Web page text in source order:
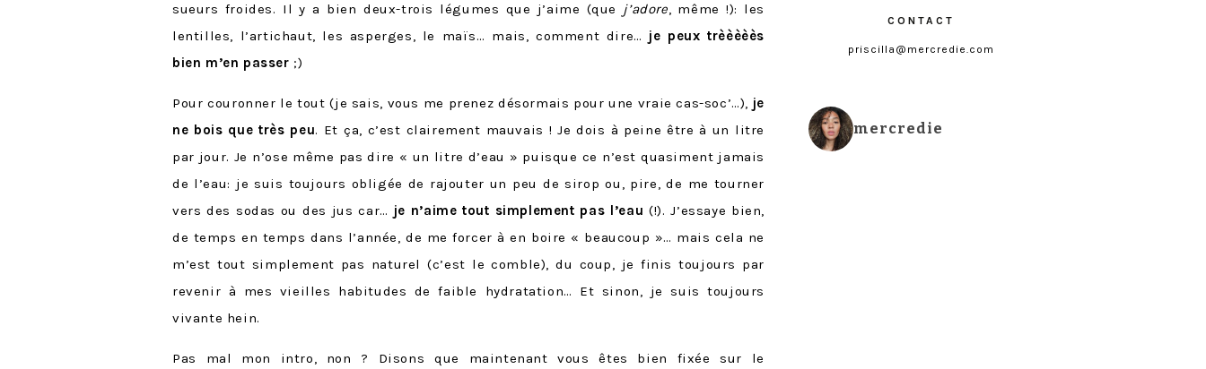
sueurs froides. Il y a bien deux-trois légumes que j’aime (que j’adore, même !): les
lentilles, l’artichaut, les asperges, le maïs… mais, comment dire… je peux trèèèèès
bien m’en passer ;)
Pour couronner le tout (je sais, vous me prenez désormais pour une vraie cas-soc’…), je
ne bois que très peu. Et ça, c’est clairement mauvais ! Je dois à peine être à un litre
par jour. Je n’ose même pas dire « un litre d’eau » puisque ce n’est quasiment jamais
de l’eau: je suis toujours obligée de rajouter un peu de sirop ou, pire, de me tourner
vers des sodas ou des jus car… je n’aime tout simplement pas l’eau (!). J’essaye bien,
de temps en temps dans l’année, de me forcer à en boire « beaucoup »… mais cela ne
m’est tout simplement pas naturel (c’est le comble), du coup, je finis toujours par
revenir à mes vieilles habitudes de faible hydratation… Et sinon, je suis toujours
vivante hein.
Pas mal mon intro, non ? Disons que maintenant vous êtes bien fixée sur le
CONTACT
priscilla@mercredie.com
mercredie